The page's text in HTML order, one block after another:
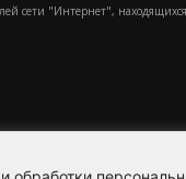
сети "Интернет",